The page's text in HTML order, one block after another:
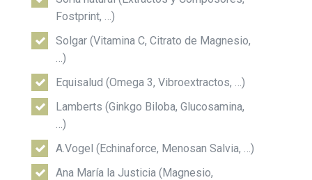
Fostprint, …)
Solgar (Vitamina C, Citrato de Magnesio,
…)
Equisalud (Omega 3, Vibroextractos, …)
Lamberts (Ginkgo Biloba, Glucosamina,
…)
A.Vogel (Echinaforce, Menosan Salvia, …)
Ana María la Justicia (Magnesio,